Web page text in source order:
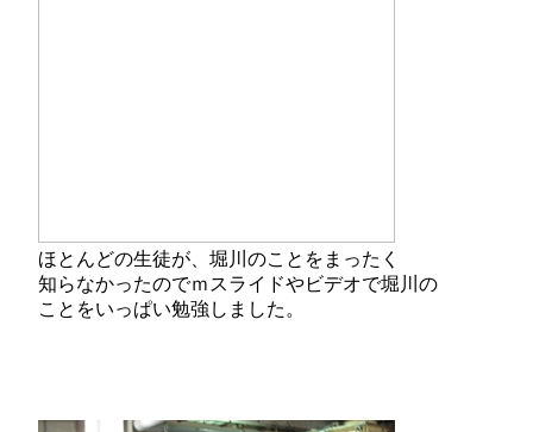
ほとんどの生徒が、堀川のことをまったく
知らなかったのでｍスライドやビデオで堀川の
ことをいっぱい勉強しました。